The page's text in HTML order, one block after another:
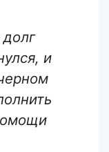
и